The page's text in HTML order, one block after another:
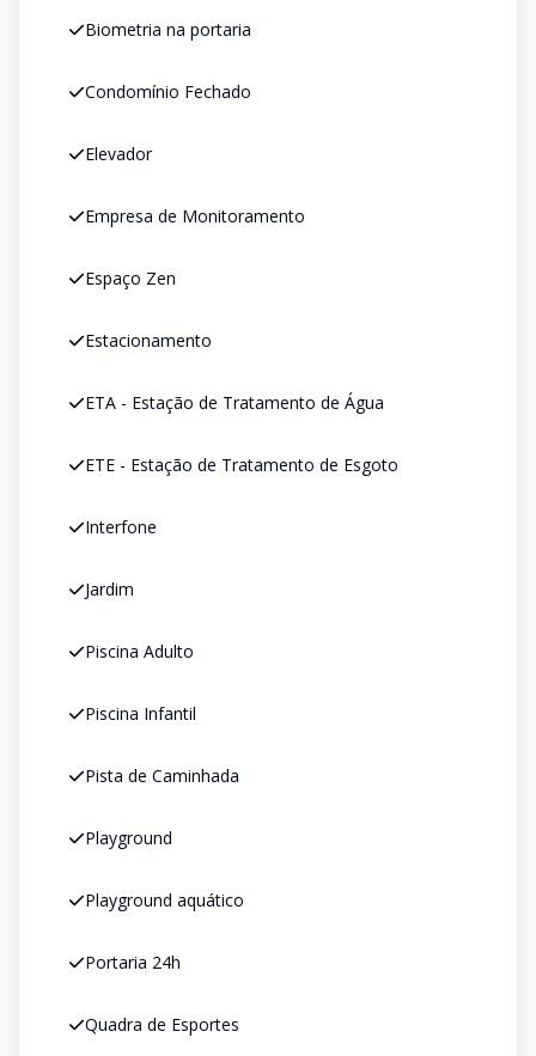
Biometria na portaria
Condomínio Fechado
Elevador
Empresa de Monitoramento
Espaço Zen
Estacionamento
ETA - Estação de Tratamento de Água
ETE - Estação de Tratamento de Esgoto
Interfone
Jardim
Piscina Adulto
Piscina Infantil
Pista de Caminhada
Playground
Playground aquático
Portaria 24h
Quadra de Esportes